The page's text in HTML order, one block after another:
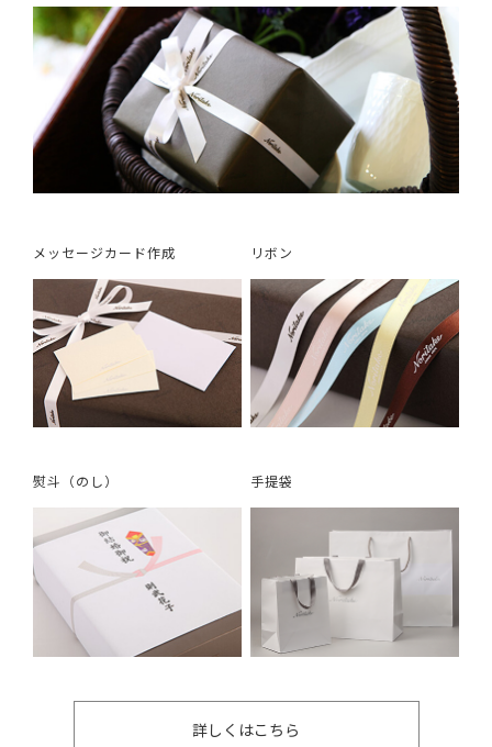
メッセージカード作成 リボン
熨斗（のし） 手提袋
詳しくはこちら